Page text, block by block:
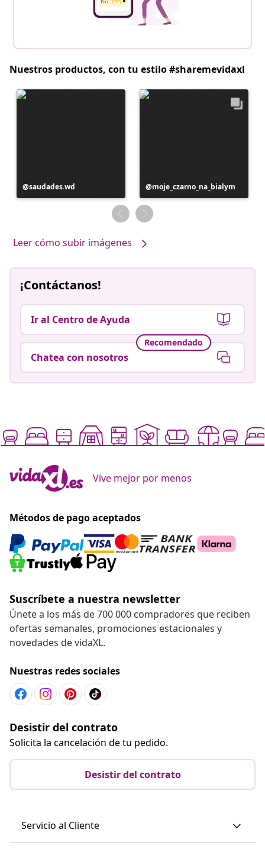
Nuestros productos, con tu estilo #sharemevidaxl
Publicación
realizada
saudades.wd
Publicación
realizada
por
moje_czarno_na_bialym
Leer cómo subir imágenes
¡Contáctanos!
Ir al Centro de Ayuda
Recomendado
Chatea con nosotros
Vive mejor por menos
Métodos de pago aceptados
Suscríbete a nuestra newsletter
Únete a los más de 700 000 compradores que reciben
ofertas semanales, promociones estacionales y
novedades de vidaXL.
Nuestras redes sociales
Desistir del contrato
Solicita la cancelación de tu pedido.
Desistir del contrato
Servicio al Cliente